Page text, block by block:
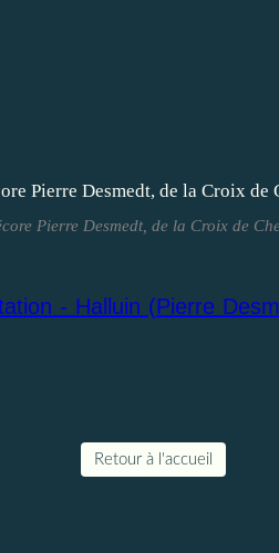
Pierre Desmedt, de la Croix de
- Halluin (Pierre
Retour à l'accueil